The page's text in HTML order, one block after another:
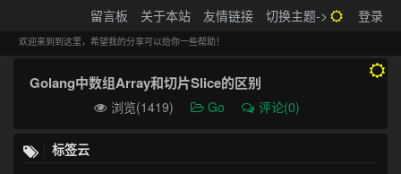
留言板 关于本站 友情链接 切换主题-> 登录
欢迎来到到这里，希望我的分享可以给你一些帮助！
Golang中数组Array和切片Slice的区别
浏览(1419) Go 评论(0)
标签云